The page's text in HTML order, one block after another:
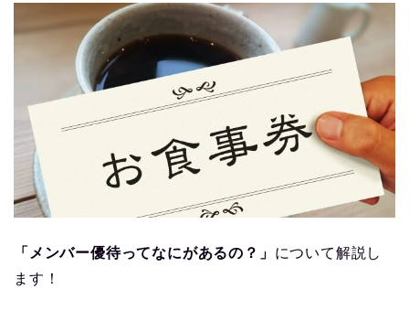
「メンバー優待ってなにがあるの？」 について解説し
ます！